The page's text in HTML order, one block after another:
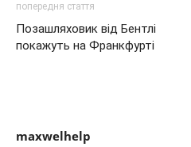
попередня стаття
Позашляховик від Бентлі
покажуть на Франкфурті
maxwelhelp